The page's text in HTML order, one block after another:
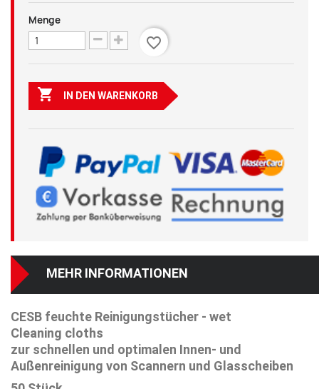
Menge
favorite_border
 IN DEN WARENKORB
MEHR INFORMATIONEN
CESB feuchte Reinigungstücher - wet
Cleaning cloths
zur schnellen und optimalen Innen- und
Außenreinigung von Scannern und Glasscheiben